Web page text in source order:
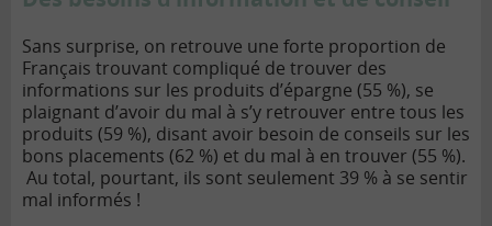
Sans surprise, on retrouve une forte proportion de
Français trouvant compliqué de trouver des
informations sur les produits d’épargne (55 %), se
plaignant d’avoir du mal à s’y retrouver entre tous les
produits (59 %), disant avoir besoin de conseils sur les
bons placements (62 %) et du mal à en trouver (55 %).
Au total, pourtant, ils sont seulement 39 % à se sentir
mal informés !